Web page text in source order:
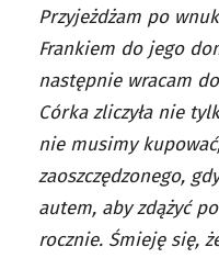
Przyjeżdżam po
Frankiem do jego
następnie wracam
Córka zliczyła nie
nie musimy
zaoszczędzonego,
autem, aby zdążyć
rocznie. Śmieję się,